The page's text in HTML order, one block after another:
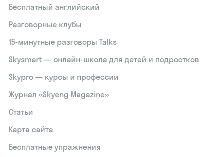
Бесплатный английский
Разговорные клубы
15‑минутные разговоры Talks
Skysmart — онлайн-школа для детей и подростков
Skypro — курсы и профессии
Журнал «Skyeng Magazine»
Статьи
Карта сайта
Бесплатные упражнения